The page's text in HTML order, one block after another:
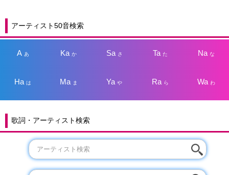
アーティスト50音検索
A あ Kaか Sa さ Taた Na な
Haは Ma ま Yaや Ra ら Wa わ
歌詞・アーティスト検索